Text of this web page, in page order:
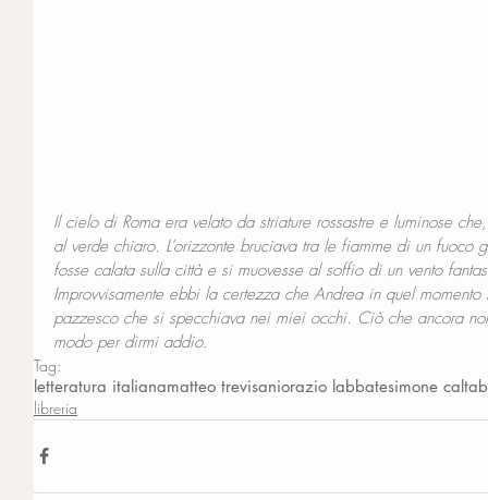
Il cielo di Roma era velato da striature rossastre e luminose
al verde chiaro. L’orizzonte bruciava tra le fiamme di un fuoco
fosse calata sulla città e si muovesse al soffio di un vento
Improvvisamente ebbi la certezza che Andrea in quel
pazzesco che si specchiava nei miei occhi. Ciò che ancora
modo per dirmi addio.
Tag:
letteratura italianamatteo trevisaniorazio labbatesimone
libreria